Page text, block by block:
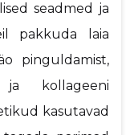
seadmed ja
pakkuda laia
pinguldamist,
kollageeni
kasutavad